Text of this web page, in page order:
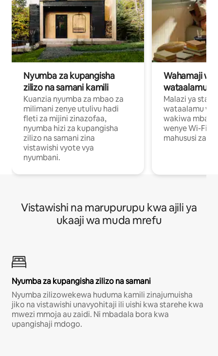
Nyumba za kupangisha
zilizo na samani kamili
Kuanzia nyumba za mbao za
milimani zenye utulivu hadi
fleti za mijini zinazofaa,
nyumba hizi za kupangisha
zilizo na samani zina
vistawishi vyote vya
nyumbani.
Wahamaji
wataalamu
Malazi ya
wataalamu
wakiwa mbali
wenye Wi-Fi
mahususi za
Vistawishi na marupurupu kwa ajili ya
ukaaji wa muda mrefu
Nyumba za kupangisha zilizo na samani
Nyumba zilizowekewa huduma kamili zinajumuisha
jiko na vistawishi unavyohitaji ili uishi kwa starehe kwa
mwezi mmoja au zaidi. Ni mbadala bora kwa
upangishaji mdogo.